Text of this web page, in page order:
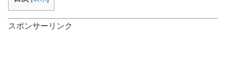
スポンサーリンク